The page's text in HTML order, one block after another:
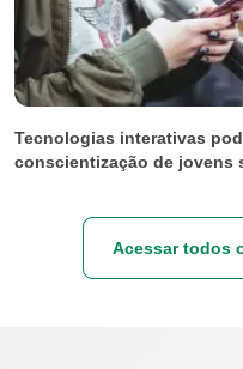
Tecnologias interativas
conscientização de jovens
Acessar todos